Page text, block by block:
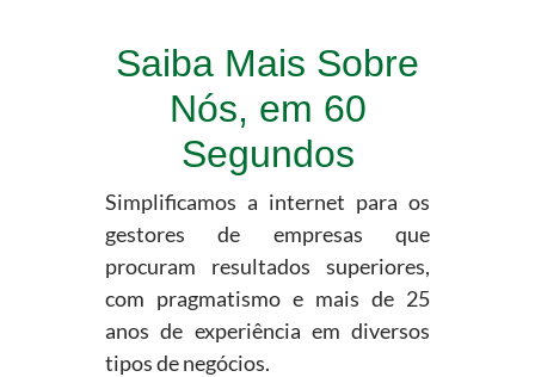
Saiba Mais Sobre
Nós, em 60
Segundos
Simplificamos a internet para os
gestores de empresas que
procuram resultados superiores,
com pragmatismo e mais de 25
anos de experiência em diversos
tipos de negócios.